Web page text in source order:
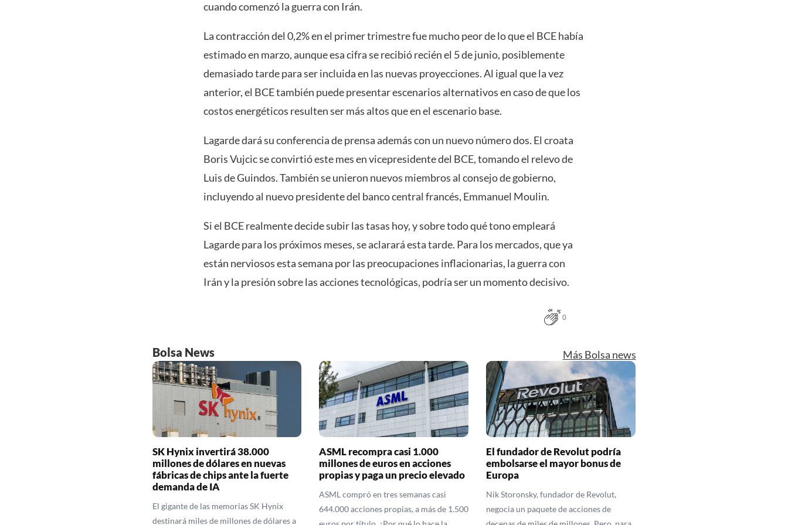
cuando comenzó la guerra con Irán.
La contracción del 0,2% en el primer trimestre fue mucho peor de lo que el BCE había
estimado en marzo, aunque esa cifra se recibió recién el 5 de junio, posiblemente
demasiado tarde para ser incluida en las nuevas proyecciones. Al igual que la vez
anterior, el BCE también puede presentar escenarios alternativos en caso de que los
costos energéticos resulten ser más altos que en el escenario base.
Lagarde dará su conferencia de prensa además con un nuevo número dos. El croata
Boris Vujcic se convirtió este mes en vicepresidente del BCE, tomando el relevo de
Luis de Guindos. También se unieron nuevos miembros al consejo de gobierno,
incluyendo al nuevo presidente del banco central francés, Emmanuel Moulin.
Si el BCE realmente decide subir las tasas hoy, y sobre todo qué tono empleará
Lagarde para los próximos meses, se aclarará esta tarde. Para los mercados, que ya
están nerviosos esta semana por las preocupaciones inflacionarias, la guerra con
Irán y la presión sobre las acciones tecnológicas, podría ser un momento decisivo.
0
Bolsa News Más Bolsa news
SK Hynix invertirá 38.000
millones de dólares en nuevas
fábricas de chips ante la fuerte
demanda de IA
El gigante de las memorias SK Hynix
destinará miles de millones de dólares a
ASML recompra casi 1.000
millones de euros en acciones
propias y paga un precio elevado
ASML compró en tres semanas casi
644.000 acciones propias, a más de 1.500
El fundador de Revolut podría
embolsarse el mayor bonus de
Europa
Nik Storonsky, fundador de Revolut,
negocia un paquete de acciones de